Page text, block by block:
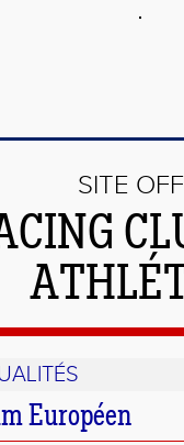
SITE
Européen